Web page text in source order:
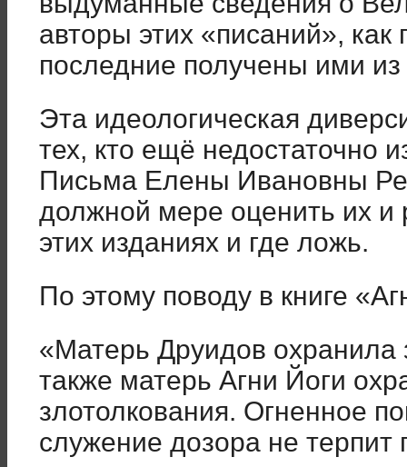
авторы этих «писаний»,
последние получены ими
Эта идеологическая
тех, кто ещё недостаточно
Письма Елены Ивановны
должной мере оценить их и
этих изданиях и где ложь.
По этому поводу в книге
«Матерь Друидов охранила
также матерь Агни Йоги
злотолкования. Огненное
служение дозора не